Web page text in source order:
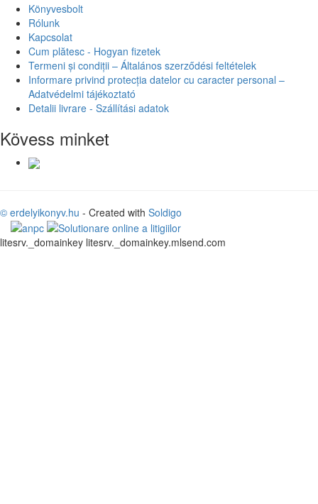
Könyvesbolt
Rólunk
Kapcsolat
Cum plătesc - Hogyan fizetek
Termeni și condiții – Általános szerződési feltételek
Informare privind protecția datelor cu caracter personal –
Adatvédelmi tájékoztató
Detalii livrare - Szállítási adatok
Kövess minket
© erdelyikonyv.hu - Created with Soldigo
litesrv._domainkey litesrv._domainkey.mlsend.com